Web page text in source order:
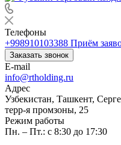
Телефоны
+998910103388 Приём
Заказать звонок
E-mail
info@rtholding.ru
Адрес
Узбекистан, Ташкент,
терр-я промзоны, 25
Режим работы
Пн. – Пт.: с 8:30 до 17:30